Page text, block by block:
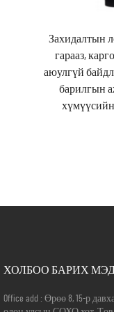
Захидалтын
гарааз,
аюулгүй
барилгын
ХОЛБОО БАРИХ
Office add : Өрөө 8, 15-р